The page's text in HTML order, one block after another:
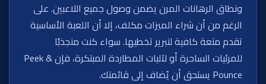
ونطاق الرهانات المرن يضمن وصول جميع اللاعبين. على
الرغم من أن شراء الميزات مكلف، إلا أن اللعبة الأساسية
تقدم متعة كافية لتبرير تخطيها. سواء كنت منجذبًا
للمرئيات الساحرة أو لآليات المطاردة المبتكرة، فإن Peek &
Pounce يستحق أن يُضاف إلى قائمتك.